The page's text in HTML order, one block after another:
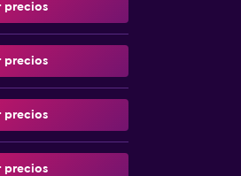
precios
precios
precios
precios